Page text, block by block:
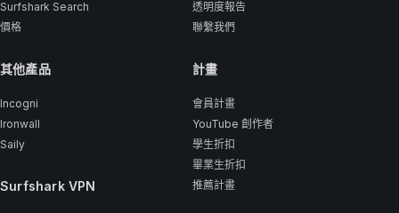
Surfshark Search
價格
其他產品
Incogni
Ironwall
Saily
Surfshark VPN
透明度報告
聯繫我們
計畫
會員計畫
YouTube 創作者
學生折扣
畢業生折扣
推薦計畫